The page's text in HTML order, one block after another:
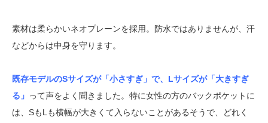
素材は柔らかいネオプレーンを採用。防水ではありませんが、汗
などからは中身を守ります。
既存モデルのSサイズが「小さすぎ」で、Lサイズが「大きすぎ
る」 って声をよく聞きました。特に女性の方のバックポケットに
は、SもLも横幅が大きくて入らないことがあるそうで、どれく